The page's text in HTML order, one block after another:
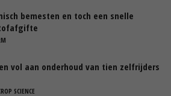
bemesten en toch een snelle
vol aan onderhoud van tien zelfrijders
SCIENCE